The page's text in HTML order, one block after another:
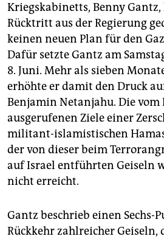
Kriegskabinetts, Benny
Rücktritt aus der Regierung
keinen neuen Plan für den
Dafür setzte Gantz am
8. Juni. Mehr als sieben
erhöhte er damit den Druck
Benjamin Netanjahu. Die vom
ausgerufenen Ziele einer
militant-islamistischen
der von dieser beim
auf Israel entführten Geiseln
nicht erreicht.
Gantz beschrieb einen Sechs-
Rückkehr zahlreicher Geiseln,